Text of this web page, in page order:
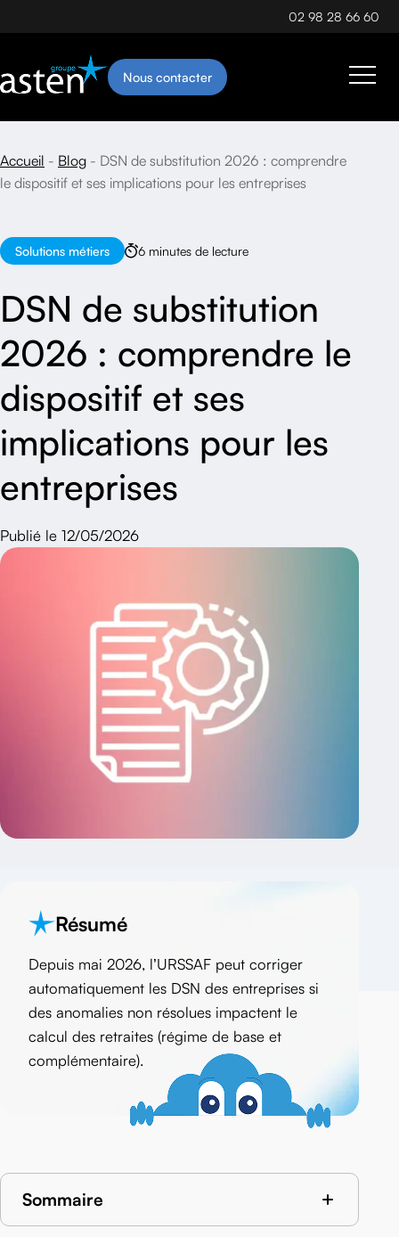
02 98 28 66 60
Nous contacter
Accueil Blog
DSN de substitution 2026 : comprendre
le dispositif et ses implications pour les entreprises
Solutions métiers 6 minutes de lecture
DSN de substitution
2026 : comprendre le
dispositif et ses
implications pour les
entreprises
Publié le 12/05/2026
>
Résumé
Depuis mai 2026, l’URSSAF peut corriger
automatiquement les DSN des entreprises si
des anomalies non résolues impactent le
calcul des retraites (régime de base et
complémentaire).
Sommaire